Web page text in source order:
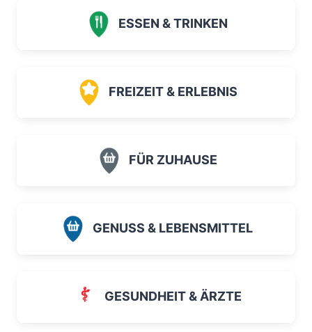
ESSEN & TRINKEN
FREIZEIT & ERLEBNIS
FÜR ZUHAUSE
GENUSS & LEBENSMITTEL
GESUNDHEIT & ÄRZTE